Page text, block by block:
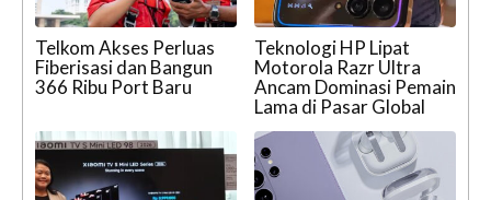
Telkom Akses Perluas
Fiberisasi dan Bangun
366 Ribu Port Baru
Teknologi HP Lipat
Motorola Razr Ultra
Ancam Dominasi Pemain
Lama di Pasar Global